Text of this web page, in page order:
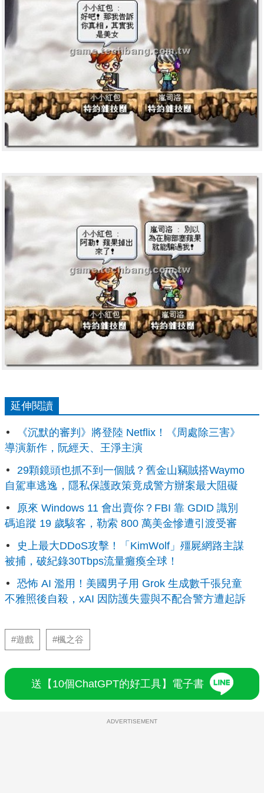
延伸閱讀
《沉默的審判》將登陸 Netflix！《周處除三害》
導演新作，阮經天、王淨主演
29顆鏡頭也抓不到一個賊？舊金山竊賊搭Waymo
自駕車逃逸，隱私保護政策竟成警方辦案最大阻礙
原來 Windows 11 會出賣你？FBI 靠 GDID 識別
碼追蹤 19 歲駭客，勒索 800 萬美金慘遭引渡受審
史上最大DDoS攻擊！「KimWolf」殭屍網路主謀
被捕，破紀錄30Tbps流量癱瘓全球！
恐怖 AI 濫用！美國男子用 Grok 生成數千張兒童
不雅照後自殺，xAI 因防護失靈與不配合警方遭起訴
#遊戲 #楓之谷
送【10個ChatGPT的好工具】電子書
ADVERTISEMENT